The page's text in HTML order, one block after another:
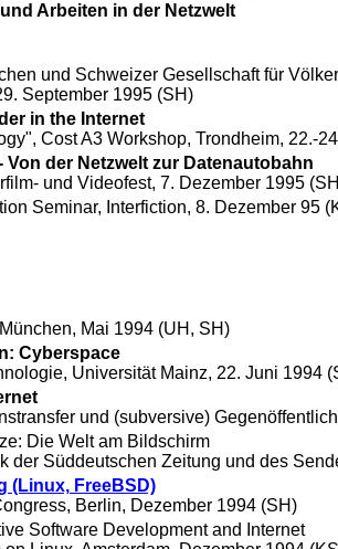
Arbeiten in der Netzwelt
und Schweizer Gesellschaft für
September 1995 (SH)
in the Internet
Cost A3 Workshop, Trondheim, 22.-
Von der Netzwelt zur Datenautobahn
und Videofest, 7. Dezember 1995
Seminar, Interfiction, 8. Dezember 95
Mai 1994 (UH, SH)
Cyberspace
Universität Mainz, 22. Juni 1994
und (subversive)
Die Welt am Bildschirm
der Süddeutschen Zeitung und des
(Linux, FreeBSD)
Berlin, Dezember 1994 (SH)
Software Development and Internet